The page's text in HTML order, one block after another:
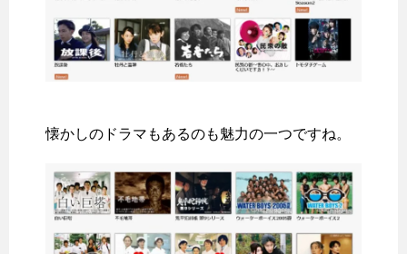
懐かしのドラマもあるのも魅力の一つですね。